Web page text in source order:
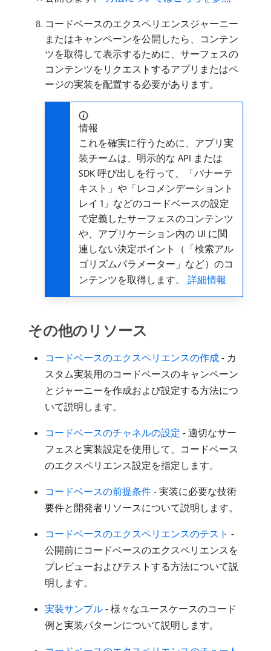
コードベースのエクスペリエンスジャーニー
またはキャンペーンを公開したら、コンテン
ツを取得して表示するために、サーフェスの
コンテンツをリクエストするアプリまたはペ
ージの実装を配置する必要があります。
情報
これを確実に行うために、アプリ実
装チームは、明示的な API または
SDK 呼び出しを行って、「バナーテ
キスト」や「レコメンデーショント
レイ 1」などのコードベースの設定
で定義したサーフェスのコンテンツ
や、アプリケーション内の UI に関
連しない決定ポイント（「検索アル
ゴリズムパラメーター」など）のコ
ンテンツを取得します。
詳細情報
その他のリソース
コードベースのエクスペリエンスの作成 - カ
スタム実装用のコードベースのキャンペーン
とジャーニーを作成および設定する方法につ
いて説明します。
コードベースのチャネルの設定 - 適切なサー
フェスと実装設定を使用して、コードベース
のエクスペリエンス設定を指定します。
コードベースの前提条件 - 実装に必要な技術
要件と開発者リソースについて説明します。
コードベースのエクスペリエンスのテスト -
公開前にコードベースのエクスペリエンスを
プレビューおよびテストする方法について説
明します。
実装サンプル - 様々なユースケースのコード
例と実装パターンについて説明します。